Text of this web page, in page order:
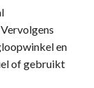
en
of gebruikt